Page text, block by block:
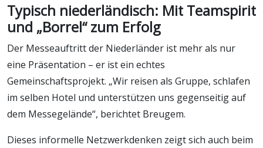
Typisch niederländisch: Mit Teamspirit
und „Borrel“ zum Erfolg
Der Messeauftritt der Niederländer ist mehr als nur
eine Präsentation – er ist ein echtes
Gemeinschaftsprojekt. „Wir reisen als Gruppe, schlafen
im selben Hotel und unterstützen uns gegenseitig auf
dem Messegelände“, berichtet Breugem.
Dieses informelle Netzwerkdenken zeigt sich auch beim